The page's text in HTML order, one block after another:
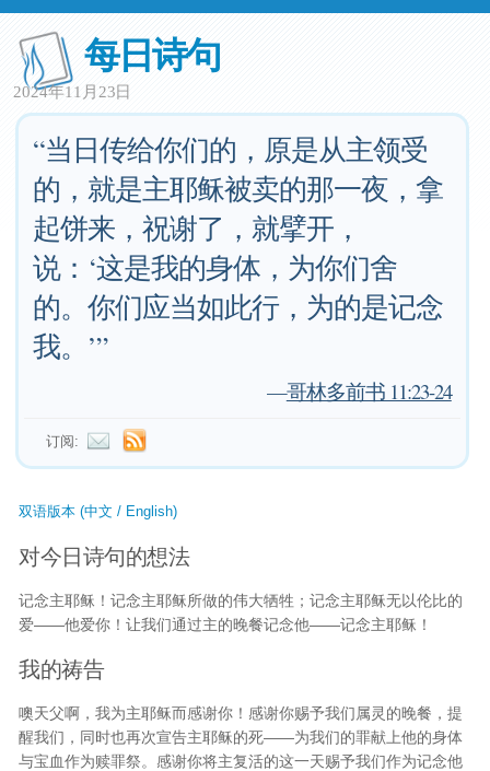
每日诗句
2024年11月23日
“当日传给你们的，原是从主领受
的，就是主耶稣被卖的那一夜，拿
起饼来，祝谢了，就擘开，
说：‘这是我的身体，为你们舍
的。你们应当如此行，为的是记念
我。’”
—哥林多前书 11:23-24
订阅:
双语版本 (中文 / English)
对今日诗句的想法
记念主耶稣！记念主耶稣所做的伟大牺牲；记念主耶稣无以伦比的
爱——他爱你！让我们通过主的晚餐记念他——记念主耶稣！
我的祷告
噢天父啊，我为主耶稣而感谢你！感谢你赐予我们属灵的晚餐，提
醒我们，同时也再次宣告主耶稣的死——为我们的罪献上他的身体
与宝血作为赎罪祭。感谢你将主复活的这一天赐予我们作为记念他